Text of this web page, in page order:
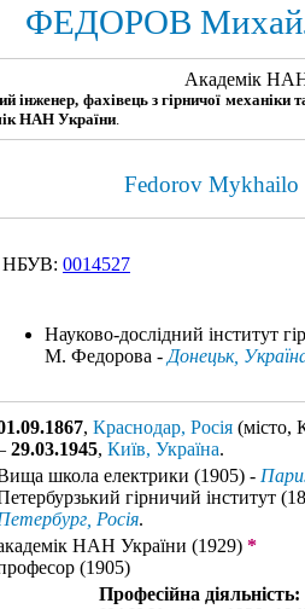
ФЕДОРОВ
Академік
інженер, фахівець з гірничої механіки
НАН України
Fedorov
НБУВ: 0014527
Науково-дослідний інститут
М. Федорова - Донецьк,
, Краснодар, Росія (місто,
29.03.1945, Київ, Україна.
школа електрики (1905) -
гірничий інститут
Росія.
НАН України (1929) *
(1905)
Професійна діяльність: